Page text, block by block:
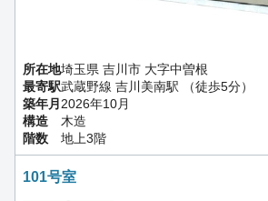
所在地埼玉県 吉川市 大字中曽根
最寄駅武蔵野線 吉川美南駅 （徒歩5分）
築年月 2026年10月
構造
木造
階数
地上3階
101号室